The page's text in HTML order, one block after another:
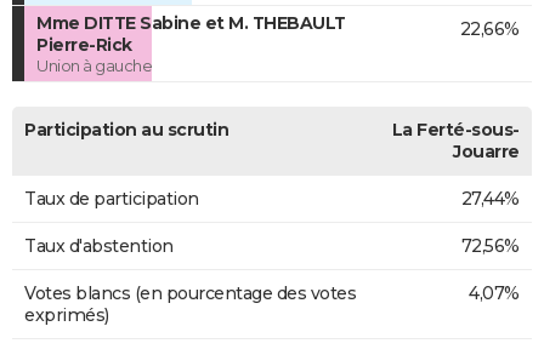
Mme DITTE Sabine et M. THEBAULT
Pierre-Rick
Union à gauche
22,66%
Participation au scrutin
La Ferté-sous-
Jouarre
Taux de participation 27,44%
Taux d'abstention 72,56%
Votes blancs (en pourcentage des votes
exprimés)
4,07%